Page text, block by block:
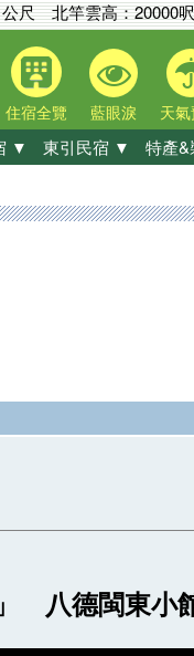
尺北竿雲高：20000呎
住宿全覽 藍眼淚 天
▼ 東引民宿 ▼ 特產
八德閩東小